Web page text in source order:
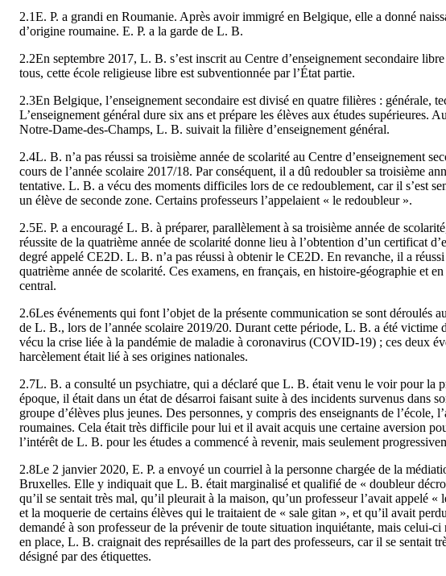
2.1E. P. a grandi en Roumanie. Après avoir immigré en Belgique, elle a donné
d’origine roumaine. E. P. a la garde de L. B.
2.2En septembre 2017, L. B. s’est inscrit au Centre d’enseignement secondaire
tous, cette école religieuse libre est subventionnée par l’État partie.
2.3En Belgique, l’enseignement secondaire est divisé en quatre filières : générale,
L’enseignement général dure six ans et prépare les élèves aux études supérieures.
Notre‑Dame‑des‑Champs, L. B. suivait la filière d’enseignement général.
2.4L. B. n’a pas réussi sa troisième année de scolarité au Centre d’enseignement
cours de l’année scolaire 2017/18. Par conséquent, il a dû redoubler sa troisième
tentative. L. B. a vécu des moments difficiles lors de ce redoublement, car il s’est
un élève de seconde zone. Certains professeurs l’appelaient « le redoubleur ».
2.5E. P. a encouragé L. B. à préparer, parallèlement à sa troisième année de
réussite de la quatrième année de scolarité donne lieu à l’obtention d’un certificat
degré appelé CE2D. L. B. n’a pas réussi à obtenir le CE2D. En revanche, il a
quatrième année de scolarité. Ces examens, en français, en histoire‑géographie et
central.
2.6Les événements qui font l’objet de la présente communication se sont déroulés
de L. B., lors de l’année scolaire 2019/20. Durant cette période, L. B. a été victime
vécu la crise liée à la pandémie de maladie à coronavirus (COVID-19) ; ces deux
harcèlement était lié à ses origines nationales.
2.7L. B. a consulté un psychiatre, qui a déclaré que L. B. était venu le voir pour la
époque, il était dans un état de désarroi faisant suite à des incidents survenus dans
groupe d’élèves plus jeunes. Des personnes, y compris des enseignants de l’école,
roumaines. Cela était très difficile pour lui et il avait acquis une certaine aversion
l’intérêt de L. B. pour les études a commencé à revenir, mais seulement
2.8Le 2 janvier 2020, E. P. a envoyé un courriel à la personne chargée de la
Bruxelles. Elle y indiquait que L. B. était marginalisé et qualifié de « doubleur
qu’il se sentait très mal, qu’il pleurait à la maison, qu’un professeur l’avait appelé
et la moquerie de certains élèves qui le traitaient de « sale gitan », et qu’il avait
demandé à son professeur de la prévenir de toute situation inquiétante, mais celui-
en place, L. B. craignait des représailles de la part des professeurs, car il se sentait
désigné par des étiquettes.